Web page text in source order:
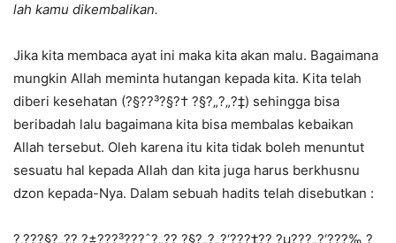
lah kamu dikembalikan.
Jika kita membaca ayat ini maka kita akan malu. Bagaimana
mungkin Allah meminta hutangan kepada kita. Kita telah
diberi kesehatan (?§?­?³?§?† ?§?„?„?‡) sehingga bisa
beribadah lalu bagaimana kita bisa membalas kebaikan
Allah tersebut. Oleh karena itu kita tidak boleh menuntut
sesuatu hal kepada Allah dan kita juga harus berkhusnu
dzon kepada-Nya. Dalam sebuah hadits telah disebutkan :
?‚???§?„?? ?±???³???ˆ?„?? ?§?„?„?‘???‡?? ?µ???„?‘???‰ ?